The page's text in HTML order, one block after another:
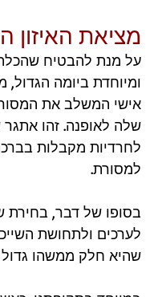
מציאת האיזון
על מנת להבטיח שהכלה
ומיוחדת ביומה הגדול,
אישי המשלב את
שלה לאופנה. זהו
לחרדיות מקבלות
למסורת.
בסופו של דבר, בחירת
לערכים ולתחושת
שהיא חלק ממשהו גדול